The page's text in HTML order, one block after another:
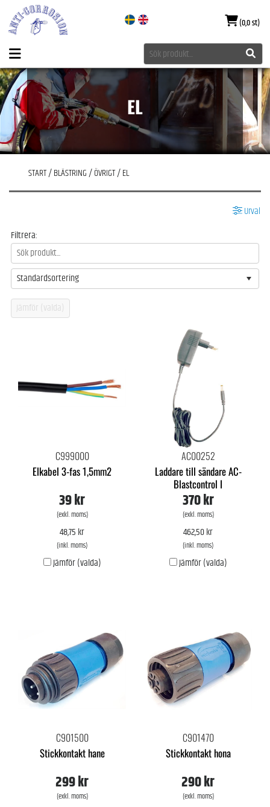
(0,0 st)
EL
START/BLÄSTRING/ÖVRIGT/EL
Urval
Filtrera:
Standardsortering
C999000
Elkabel 3-fas 1,5mm2
39 kr
(exkl. moms)
48,75 kr
(inkl. moms)
Jämför (valda)
AC00252
Laddare till sändare AC-
Blastcontrol I
370 kr
(exkl. moms)
462,50 kr
(inkl. moms)
Jämför (valda)
C901500
Stickkontakt hane
299 kr
(exkl. moms)
C901470
Stickkontakt hona
290 kr
(exkl. moms)